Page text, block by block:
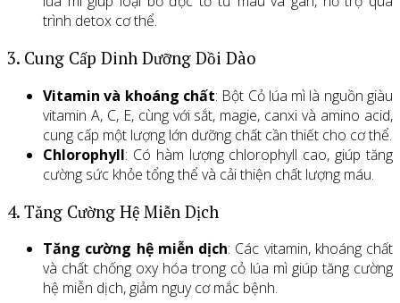
trình detox cơ thể.
3. Cung Cấp Dinh Dưỡng Dồi Dào
Vitamin và khoáng chất: Bột Cỏ lúa mì là nguồn giàu
vitamin A, C, E, cùng với sắt, magie, canxi và amino acid,
cung cấp một lượng lớn dưỡng chất cần thiết cho cơ thể.
Chlorophyll: Có hàm lượng chlorophyll cao, giúp tăng
cường sức khỏe tổng thể và cải thiện chất lượng máu.
4. Tăng Cường Hệ Miễn Dịch
Tăng cường hệ miễn dịch: Các vitamin, khoáng chất
và chất chống oxy hóa trong cỏ lúa mì giúp tăng cường
hệ miễn dịch, giảm nguy cơ mắc bệnh.